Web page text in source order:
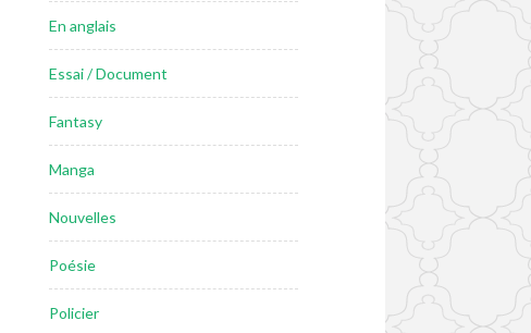
En anglais
Essai / Document
Fantasy
Manga
Nouvelles
Poésie
Policier